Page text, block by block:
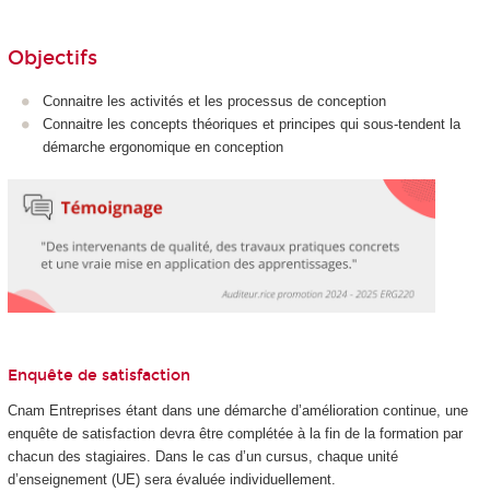
Objectifs
Connaitre les activités et les processus de conception
Connaitre les concepts théoriques et principes qui sous-tendent la
démarche ergonomique en conception
Enquête de satisfaction
Cnam Entreprises étant dans une démarche d’amélioration continue, une
enquête de satisfaction devra être complétée à la fin de la formation par
chacun des stagiaires. Dans le cas d’un cursus, chaque unité
d’enseignement (UE) sera évaluée individuellement.